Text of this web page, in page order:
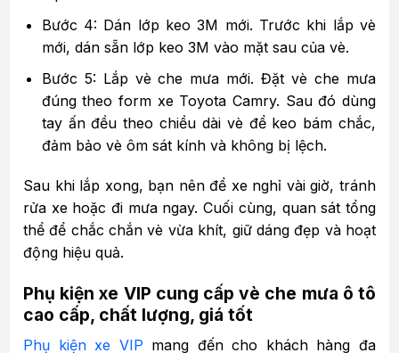
Bước 4: Dán lớp keo 3M mới. Trước khi lắp vè
mới, dán sẵn lớp keo 3M vào mặt sau của vè.
Bước 5: Lắp vè che mưa mới. Đặt vè che mưa
đúng theo form xe Toyota Camry. Sau đó dùng
tay ấn đều theo chiều dài vè để keo bám chắc,
đảm bảo vè ôm sát kính và không bị lệch.
Sau khi lắp xong, bạn nên để xe nghỉ vài giờ, tránh
rửa xe hoặc đi mưa ngay. Cuối cùng, quan sát tổng
thể để chắc chắn vè vừa khít, giữ dáng đẹp và hoạt
động hiệu quả.
Phụ kiện xe VIP cung cấp vè che mưa ô tô
cao cấp, chất lượng, giá tốt
Phụ kiện xe VIP mang đến cho khách hàng đa